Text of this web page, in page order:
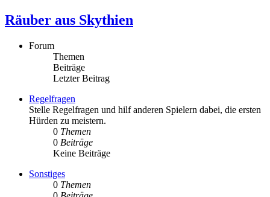
Räuber aus Skythien
Forum
Themen
Beiträge
Letzter Beitrag
Regelfragen
Stelle Regelfragen und hilf anderen Spielern dabei, die ersten
Hürden zu meistern.
0 Themen
0 Beiträge
Keine Beiträge
Sonstiges
0 Themen